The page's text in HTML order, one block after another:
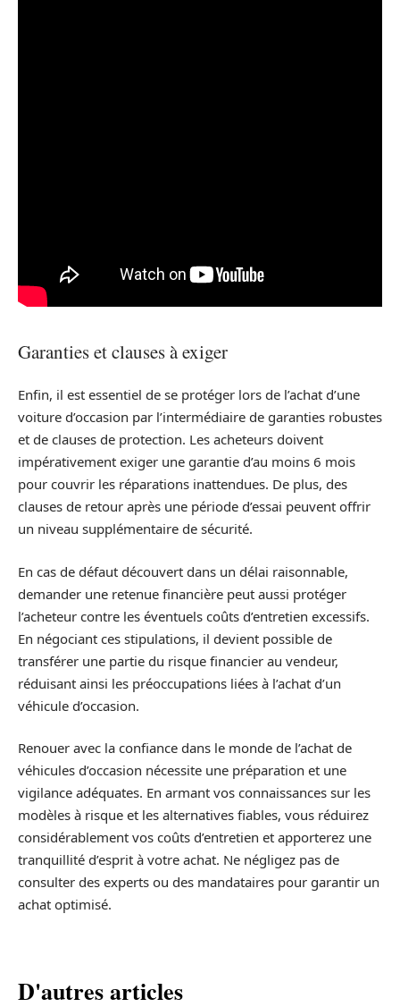
Garanties et clauses à exiger
Enfin, il est essentiel de se protéger lors de l’achat d’une
voiture d’occasion par l’intermédiaire de garanties robustes
et de clauses de protection. Les acheteurs doivent
impérativement exiger une garantie d’au moins 6 mois
pour couvrir les réparations inattendues. De plus, des
clauses de retour après une période d’essai peuvent offrir
un niveau supplémentaire de sécurité.
En cas de défaut découvert dans un délai raisonnable,
demander une retenue financière peut aussi protéger
l’acheteur contre les éventuels coûts d’entretien excessifs.
En négociant ces stipulations, il devient possible de
transférer une partie du risque financier au vendeur,
réduisant ainsi les préoccupations liées à l’achat d’un
véhicule d’occasion.
Renouer avec la confiance dans le monde de l’achat de
véhicules d’occasion nécessite une préparation et une
vigilance adéquates. En armant vos connaissances sur les
modèles à risque et les alternatives fiables, vous réduirez
considérablement vos coûts d’entretien et apporterez une
tranquillité d’esprit à votre achat. Ne négligez pas de
consulter des experts ou des mandataires pour garantir un
achat optimisé.
D'autres articles